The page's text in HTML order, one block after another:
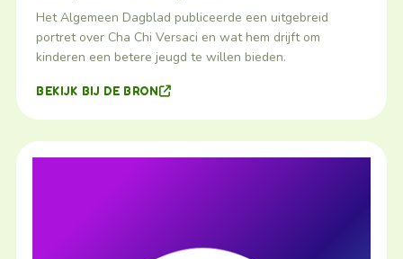
Het Algemeen Dagblad publiceerde een uitgebreid
portret over Cha Chi Versaci en wat hem drijft om
kinderen een betere jeugd te willen bieden.
BEKIJK BIJ DE BRON